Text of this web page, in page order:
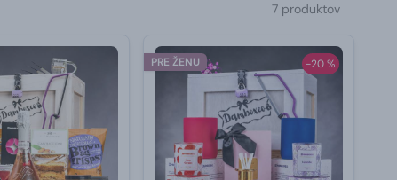
7 produktov
-20 %
PRE ŽENU